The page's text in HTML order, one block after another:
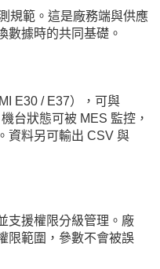
規範。這是廠務端與供應
數據時的共同基礎。
E30 / E37），可與
台狀態可被 MES 監控，
資料另可輸出 CSV 與
支援權限分級管理。廠
限範圍，參數不會被誤